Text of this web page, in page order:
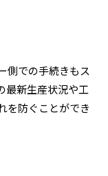
側での手続きもス
最新生産状況や工
を防ぐことができ